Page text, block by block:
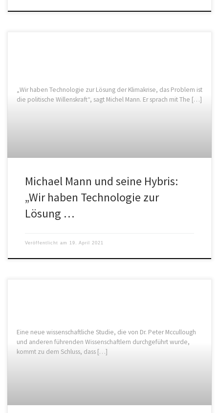
„Wir haben Technologie zur Lösung der Klimakrise, das Problem ist
die politische Willenskraft“, sagt Michel Mann. Er sprach mit The […]
Michael Mann und seine Hybris:
„Wir haben Technologie zur
Lösung …
Veröffentlicht am 19. April 2021
Eine neue wissenschaftliche Studie, die von Dr. Peter Mccullough
und anderen führenden Wissenschaftlern durchgeführt wurde,
kommt zu dem Schluss, dass […]